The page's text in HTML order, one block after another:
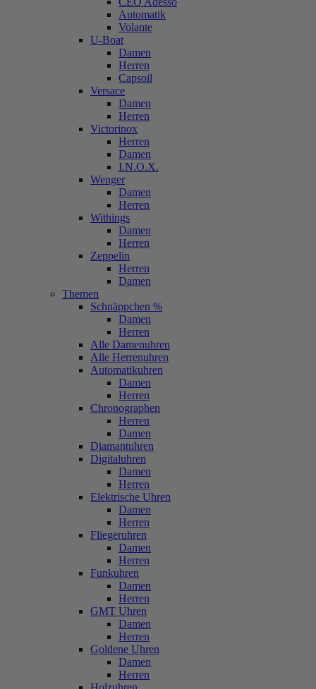
Automatik
Volante
U-Boat
Damen
Herren
Capsoil
Versace
Damen
Herren
Victorinox
Herren
Damen
I.N.O.X.
Wenger
Damen
Herren
Withings
Damen
Herren
Zeppelin
Herren
Damen
Themen
Schnäppchen %
Damen
Herren
Alle Damenuhren
Alle Herrenuhren
Automatikuhren
Damen
Herren
Chronographen
Herren
Damen
Diamantuhren
Digitaluhren
Damen
Herren
Elektrische Uhren
Damen
Herren
Fliegeruhren
Damen
Herren
Funkuhren
Damen
Herren
GMT Uhren
Damen
Herren
Goldene Uhren
Damen
Herren